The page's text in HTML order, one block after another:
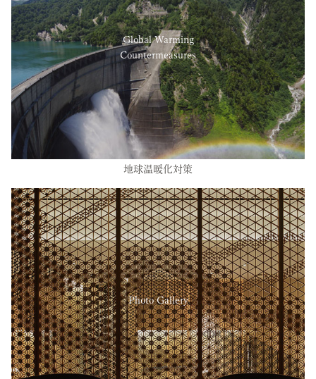
Global Warming
Countermeasures
地球温暖化対策
Photo Gallery